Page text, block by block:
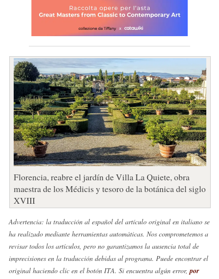
Florencia, reabre el jardín de Villa La Quiete, obra
maestra de los Médicis y tesoro de la botánica del siglo
XVIII
Advertencia: la traducción al español del artículo original en italiano se
ha realizado mediante herramientas automáticas. Nos comprometemos a
revisar todos los artículos, pero no garantizamos la ausencia total de
imprecisiones en la traducción debidas al programa. Puede encontrar el
original haciendo clic en el botón ITA. Si encuentra algún error, por